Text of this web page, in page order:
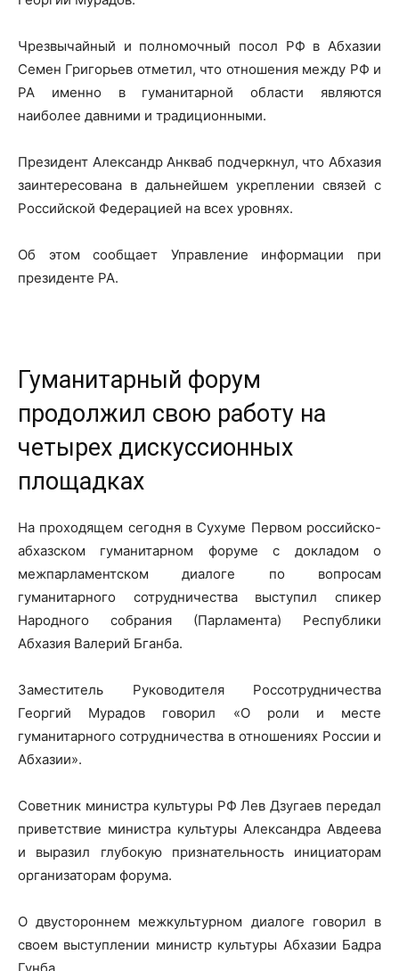
Чрезвычайный и полномочный посол РФ в Абхазии
Семен Григорьев отметил, что отношения между РФ и
РА именно в гуманитарной области являются
наиболее давними и традиционными.
Президент Александр Анкваб подчеркнул, что Абхазия
заинтересована в дальнейшем укреплении связей с
Российской Федерацией на всех уровнях.
Об этом сообщает Управление информации при
президенте РА.
Гуманитарный форум
продолжил свою работу на
четырех дискуссионных
площадках
На проходящем сегодня в Сухуме Первом российско-
абхазском гуманитарном форуме с докладом о
межпарламентском диалоге по вопросам
гуманитарного сотрудничества выступил спикер
Народного собрания (Парламента) Республики
Абхазия Валерий Бганба.
Заместитель Руководителя Россотрудничества
Георгий Мурадов говорил «О роли и месте
гуманитарного сотрудничества в отношениях России и
Абхазии».
Советник министра культуры РФ Лев Дзугаев передал
приветствие министра культуры Александра Авдеева
и выразил глубокую признательность инициаторам
организаторам форума.
О двустороннем межкультурном диалоге говорил в
своем выступлении министр культуры Абхазии Бадра